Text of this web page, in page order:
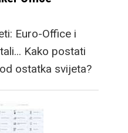
Euro-Office i
Kako postati
ostatka svijeta?